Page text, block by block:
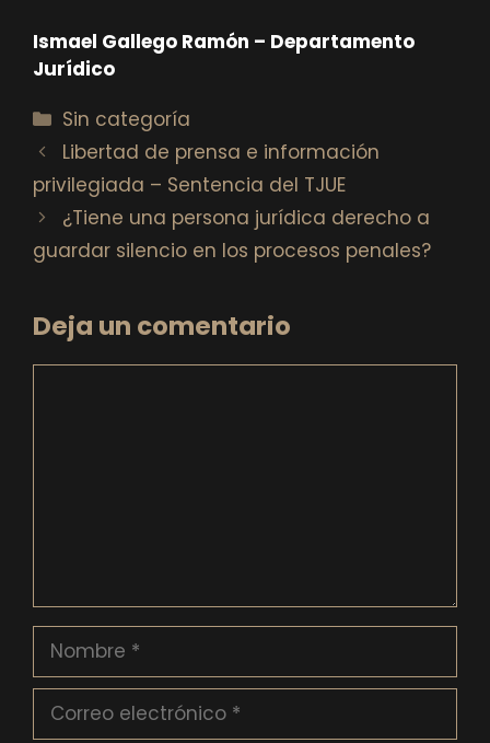
Ismael Gallego Ramón – Departamento
Jurídico
Categorías
Sin categoría
Libertad de prensa e información
privilegiada – Sentencia del TJUE
¿Tiene una persona jurídica derecho a
guardar silencio en los procesos penales?
Deja un comentario
Nombre
Correo
electrónico